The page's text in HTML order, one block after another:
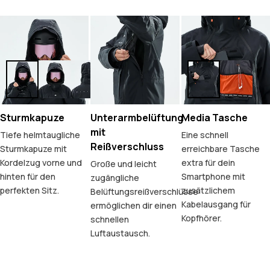
Sturmkapuze
Tiefe helmtaugliche
Sturmkapuze mit
Kordelzug vorne und
hinten für den
perfekten Sitz.
Unterarmbelüftung
mit
Reißverschluss
Große und leicht
zugängliche
Belüftungsreißverschlüsse
ermöglichen dir einen
schnellen
Luftaustausch.
Media Tasche
Eine schnell
erreichbare Tasche
extra für dein
Smartphone mit
zusätzlichem
Kabelausgang für
Kopfhörer.